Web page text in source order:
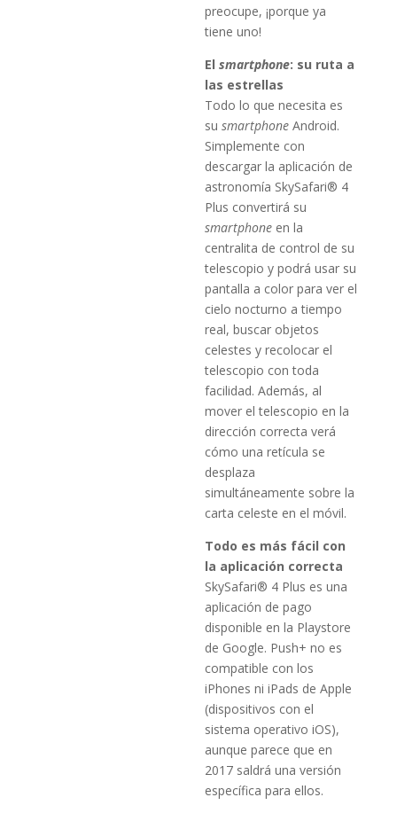
preocupe, ¡porque ya
tiene uno!
Elsmartphone: su ruta a
las estrellas
Todo lo que necesita es
susmartphone Android.
Simplemente con
descargar la aplicación de
astronomía SkySafari® 4
Plus convertirá su
smartphone en la
centralita de control de su
telescopio y podrá usar su
pantalla a color para ver el
cielo nocturno a tiempo
real, buscar objetos
celestes y recolocar el
telescopio con toda
facilidad. Además, al
mover el telescopio en la
dirección correcta verá
cómo una retícula se
desplaza
simultáneamente sobre la
carta celeste en el móvil.
Todo es más fácil con
la aplicación correcta
SkySafari® 4 Plus es una
aplicación de pago
disponible en la Playstore
de Google. Push+ no es
compatible con los
iPhones ni iPads de Apple
(dispositivos con el
sistema operativo iOS),
aunque parece que en
2017 saldrá una versión
específica para ellos.